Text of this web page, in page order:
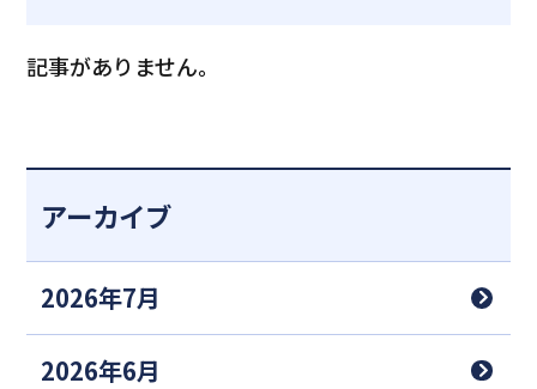
記事がありません。
アーカイブ
2026年7月
2026年6月